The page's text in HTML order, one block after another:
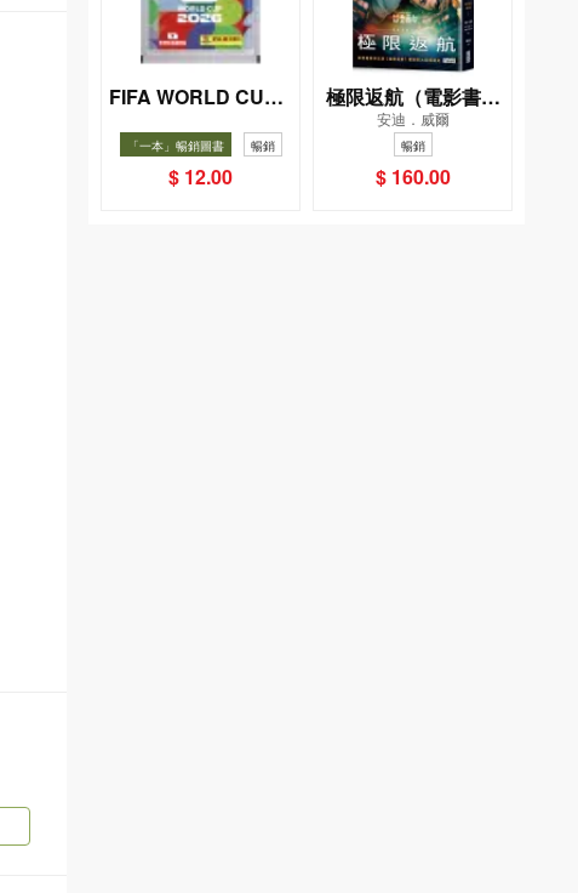
FIFA WORLD CUP 2
貼紙包）
「一本」暢銷圖書 暢銷
$ 12.00
極限返航（電影書衣
典藏版）（獨家收錄
作者訪談）
安迪．威爾
暢銷
$ 160.00